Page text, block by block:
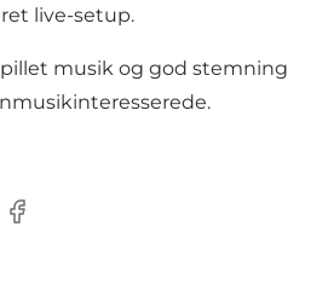
live-setup.
musik og god stemning
Facebook